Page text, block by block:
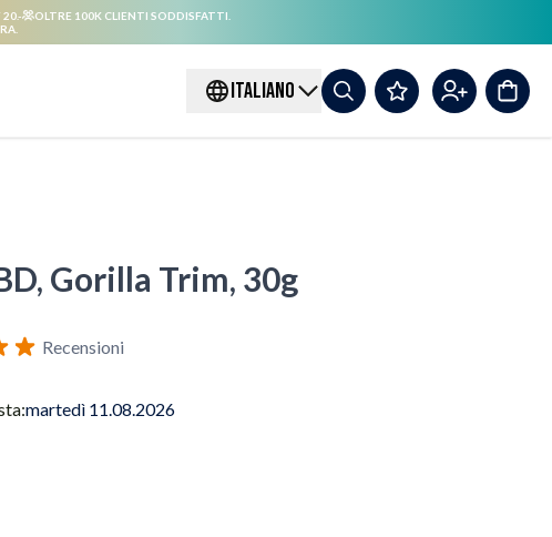
OLTRE 100K CLIENTI SODDISFATTI.
ITALIANO
Gorilla Trim, 30g
Recensioni
martedì 11.08.2026